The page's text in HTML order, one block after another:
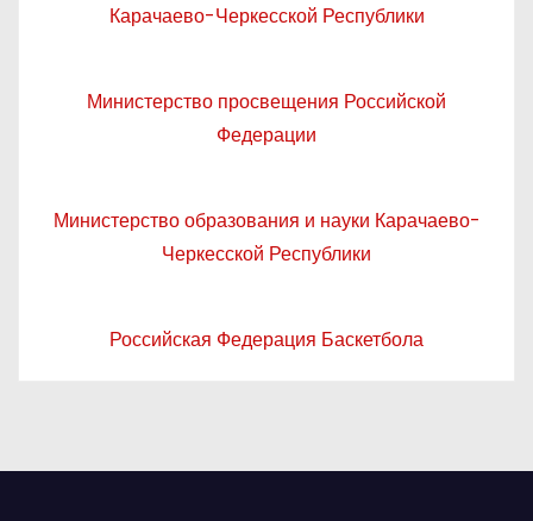
Карачаево-Черкесской Республики
Министерство просвещения Российской
Федерации
Министерство образования и науки Карачаево-
Черкесской Республики
Российская Федерация Баскетбола